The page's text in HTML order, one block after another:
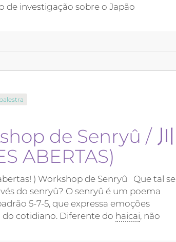
investigação sobre o Japão
palestra
de Senryû / 川
ABERTAS)
) Workshop de Senryû Que tal se
do senryû? O senryû é um poema
5-7-5, que expressa emoções
do cotidiano. Diferente do haicai, não